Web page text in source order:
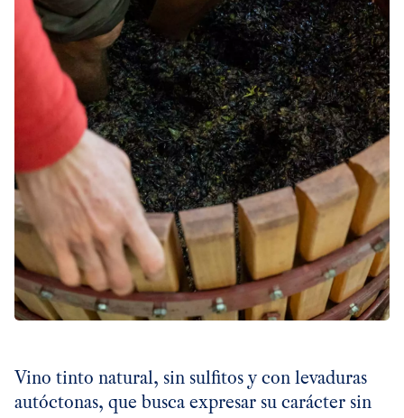
Vino tinto natural, sin sulfitos y con levaduras
autóctonas, que busca expresar su carácter sin